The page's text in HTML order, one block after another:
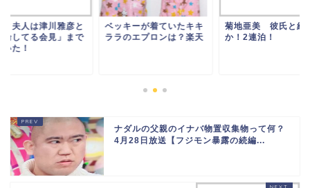
キーが着ていたキキ
のエプロンは？楽天
菊地亜美 彼氏と結婚
か！2連泊！
デヴィ夫人は津川雅
「不倫してる会見」
ナダルの父親のイナバ物置収集物って何？
4月28日放送【フジモン暴露の続編...